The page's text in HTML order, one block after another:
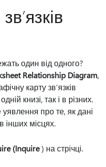
один від одного?
Relationship Diagram,
карту зв’язків
книзі, так і в різних.
про те, як дані
інших місцях.
(Inquire) на стрічці.